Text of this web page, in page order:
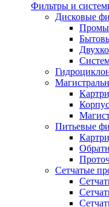
Фильтры и
Дисковые
Питьевые
Сетчатые